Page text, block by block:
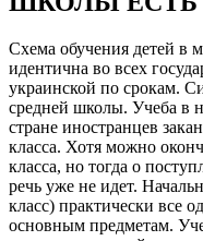
Схема обучения детей в
идентична во всех
украинской по срокам.
средней школы. Учеба в
стране иностранцев
класса. Хотя можно
класса, но тогда о
речь уже не идет.
класс) практически все
основным предметам.